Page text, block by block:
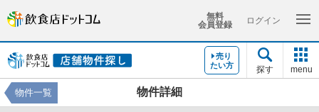
無料
会員登録
ログイン
売り
たい方
探す menu
物件詳細
物件一覧